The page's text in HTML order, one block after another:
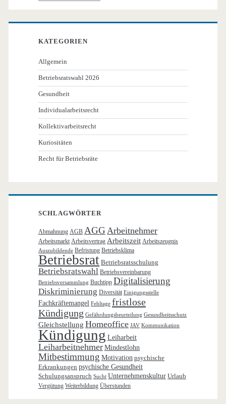
KATEGORIEN
Allgemein
Betriebsratswahl 2026
Gesundheit
Individualarbeitsrecht
Kollektivarbeitsrecht
Kuriositäten
Recht für Betriebsräte
SCHLAGWÖRTER
Abmahnung AGB AGG Arbeitnehmer
Arbeitsmarkt Arbeitsvertrag Arbeitszeit Arbeitszeugnis
Auszubildende Befristung Betriebsklima
Betriebsrat Betriebsratsschulung
Betriebsratswahl Betriebsvereinbarung
Betriebsversammlung Buchtipp Digitalisierung
Diskriminierung Diversität Einigungsstelle
Fachkräftemangel Fehltage fristlose
Kündigung Gefährdungsbeurteilung Gesundheitsschutz
Gleichstellung Homeoffice JAV Kommunikation
Kündigung Leiharbeit
Leiharbeitnehmer Mindestlohn
Mitbestimmung Motivation psychische
Erkrankungen psychische Gesundheit
Schulungsanspruch Sucht Unternehmenskultur Urlaub
Vergütung Weiterbildung Überstunden